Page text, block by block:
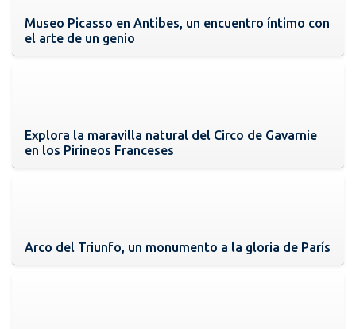
Museo Picasso en Antibes, un encuentro íntimo con
el arte de un genio
Explora la maravilla natural del Circo de Gavarnie
en los Pirineos Franceses
Arco del Triunfo, un monumento a la gloria de París